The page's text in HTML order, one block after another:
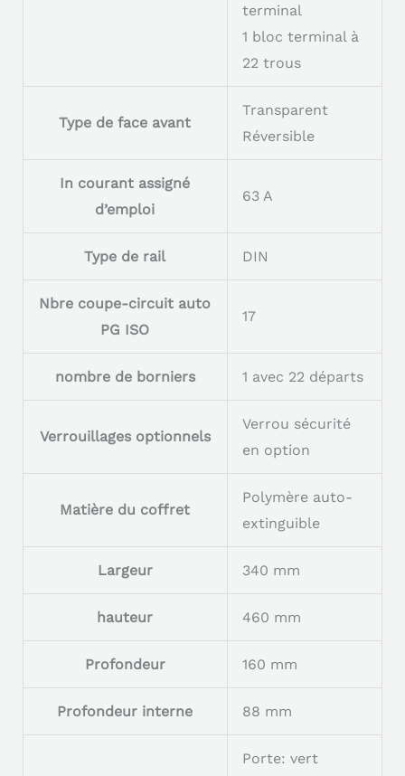
terminal
1 bloc terminal à
22 trous
Type de face avant
Transparent
Réversible
In courant assigné
d’emploi
63 A
Type de rail DIN
Nbre coupe-circuit auto
PG ISO
17
nombre de borniers 1 avec 22 départs
Verrouillages optionnels
Verrou sécurité
en option
Matière du coffret
Polymère auto-
extinguible
Largeur 340 mm
hauteur 460 mm
Profondeur 160 mm
Profondeur interne 88 mm
Porte: vert